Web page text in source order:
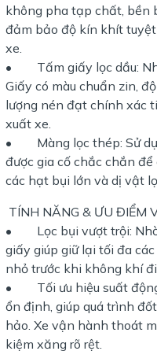
không pha tạp chất, bền
đảm bảo độ kín khít
xe.
• Tấm giấy lọc dầu:
Giấy có màu chuẩn zin,
lượng nén đạt chính xác
xuất xe.
• Màng lọc thép: Sử
được gia cố chắc chắn
các hạt bụi lớn và dị vật
TÍNH NĂNG & ƯU ĐIỂM
• Lọc bụi vượt trội: Nhờ
giấy giúp giữ lại tối đa
nhỏ trước khi không khí
• Tối ưu hiệu suất động
ổn định, giúp quá trình
hảo. Xe vận hành thoát
kiệm xăng rõ rệt.